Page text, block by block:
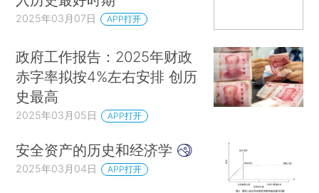
2025年03月07日 APP打开
政府工作报告：2025年财政
赤字率拟按4%左右安排 创历
史最高
2025年03月05日 APP打开
安全资产的历史和经济学
2025年03月04日 APP打开